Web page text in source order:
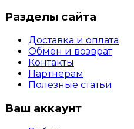
Разделы сайта
Доставка и оплата
Обмен и возврат
Контакты
Партнерам
Полезные статьи
Ваш аккаунт